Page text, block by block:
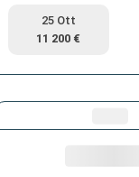
25 Ott
11 200 €